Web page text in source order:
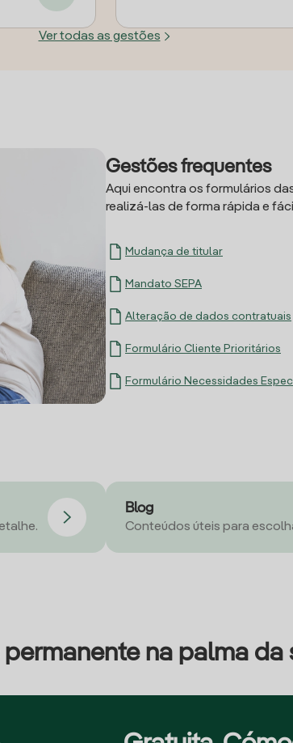
Ver todas as gestões
Gestões frequentes
Aqui encontra os formulários
realizá-las de forma rápida e
Mudança de titular
Mandato SEPA
Alteração de dados contratuais
Formulário Cliente Prioritários
Formulário Necessidades
Blog
Conteúdos úteis para
na palma da